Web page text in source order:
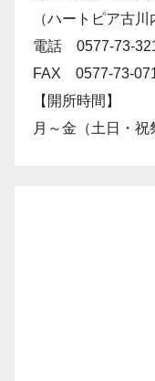
（ハートピア古川
電話 0577-73-
FAX 0577-73-
【開所時間】
月～金（土日・